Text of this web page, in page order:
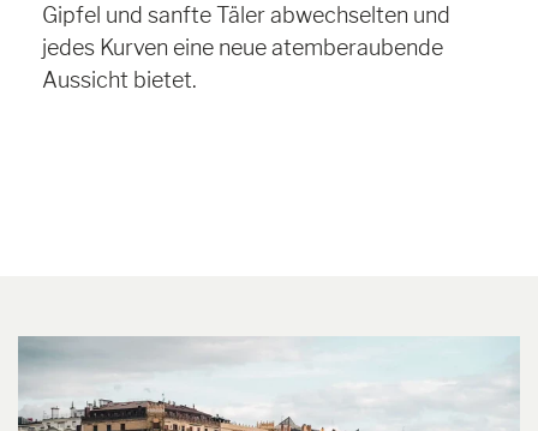
Gipfel und sanfte Täler abwechselten und
jedes Kurven eine neue atemberaubende
Aussicht bietet.